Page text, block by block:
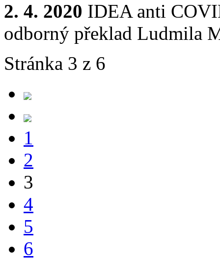
2. 4. 2020 IDEA anti
odborný překlad Ludmila
Stránka 3 z 6
1
2
3
4
5
6